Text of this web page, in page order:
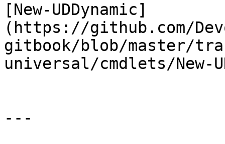
[New-UDDynamic]
(https://github.com/
gitbook/blob/master/
universal/cmdlets/New-
---